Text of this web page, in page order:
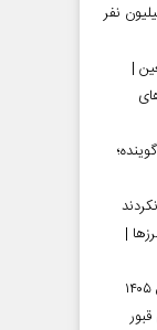
در ایران | بیش از ۱۰.۵ میلیون نفر
|
۱۴۰۵ در مرز‌ها |
قیمت قبر در بهشت زهرا (س) در سال ۱۴۰۵